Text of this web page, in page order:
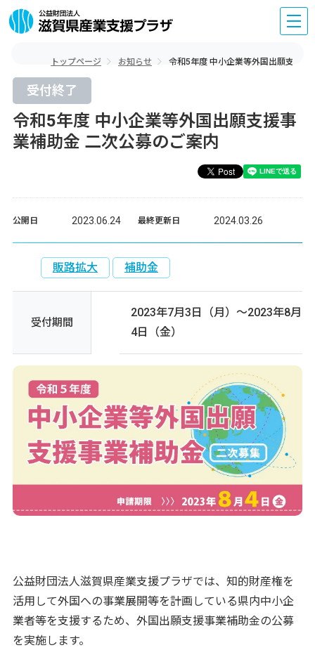
トップページ お知らせ 令和5年度 中小企業等外国出願支援事
受付終了
令和5年度 中小企業等外国出願支援事
業補助金 二次公募のご案内
公開日 2023.06.24 最終更新日 2024.03.26
販路拡大 補助金
受付期間
2023年7月3日（月）～2023年8月
4日（金）
公益財団法人滋賀県産業支援プラザでは、知的財産権を
活用して外国への事業展開等を計画している県内中小企
業者等を支援するため、外国出願支援事業補助金の公募
を実施します。